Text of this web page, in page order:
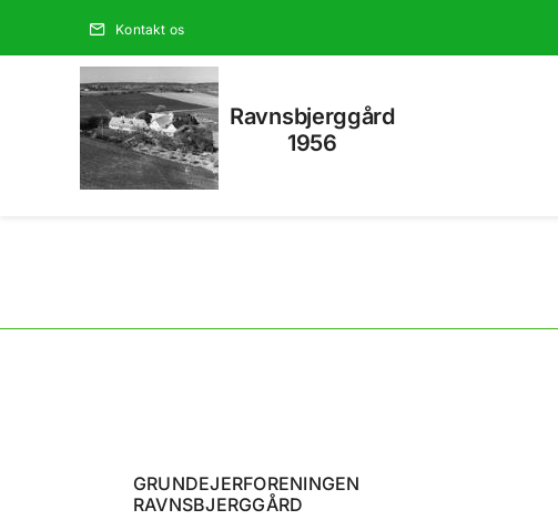
content
Kontakt os
Ravnsbjerggård
1956
GRUNDEJERFORENINGEN
RAVNSBJERGGÅRD